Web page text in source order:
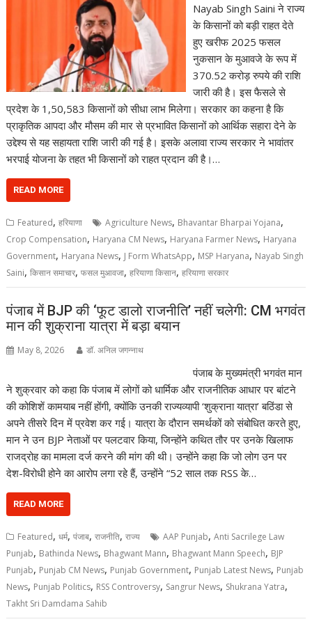
Nayab Singh Saini ने राज्य
के किसानों को बड़ी राहत देते
हुए खरीफ 2025 फसल
नुकसान के मुआवजे के रूप में
370.52 करोड़ रुपये की राशि
जारी की है। इस फैसले से
प्रदेश के 1,50,583 किसानों को सीधा लाभ मिलेगा। सरकार का कहना है कि
प्राकृतिक आपदा और मौसम की मार से प्रभावित किसानों को आर्थिक सहारा देने के
उद्देश्य से यह सहायता राशि जारी की गई है। इसके अलावा राज्य सरकार ने भावांतर
भरपाई योजना के तहत भी किसानों को राहत प्रदान की है।…
READ MORE
Featured,हरियाणा Agriculture News, Bhavantar Bharpai Yojana,
Crop Compensation, Haryana CM News, Haryana Farmer News, Haryana
Government, Haryana News, J Form WhatsApp, MSP Haryana, Nayab Singh
Saini,किसान समाचार,फसल मुआवजा,हरियाणा किसान,हरियाणा सरकार
पंजाब में BJP की ‘फूट डालो राजनीति’ नहीं चलेगी: CM भगवंत
मान की शुक्राना यात्रा में बड़ा बयान
May 8, 2026 डॉ. अनिल जगन्नाथ
पंजाब के मुख्यमंत्री भगवंत मान
ने शुक्रवार को कहा कि पंजाब में लोगों को धार्मिक और राजनीतिक आधार पर बांटने
की कोशिशें कामयाब नहीं होंगी, क्योंकि उनकी राज्यव्यापी ‘शुक्राना यात्रा’ बठिंडा से
अपने तीसरे दिन में प्रवेश कर गई। यात्रा के दौरान समर्थकों को संबोधित करते हुए,
मान ने उन BJP नेताओं पर पलटवार किया, जिन्होंने कथित तौर पर उनके खिलाफ
राजद्रोह का मामला दर्ज करने की मांग की थी। उन्होंने कहा कि जो लोग उन पर
देश-विरोधी होने का आरोप लगा रहे हैं, उन्होंने “52 साल तक RSS के…
READ MORE
Featured,धर्म,पंजाब,राजनीति,राज्य AAP Punjab,Anti Sacrilege Law
Punjab, Bathinda News, Bhagwant Mann, Bhagwant Mann Speech, BJP
Punjab, Punjab CM News, Punjab Government, Punjab Latest News, Punjab
News, Punjab Politics, RSS Controversy, Sangrur News, Shukrana Yatra,
Takht Sri Damdama Sahib